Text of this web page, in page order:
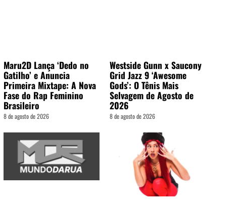
Maru2D Lança ‘Dedo no
Gatilho’ e Anuncia
Primeira Mixtape: A Nova
Fase do Rap Feminino
Brasileiro
8 de agosto de 2026
Westside Gunn x Saucony
Grid Jazz 9 ‘Awesome
Gods’: O Tênis Mais
Selvagem de Agosto de
2026
8 de agosto de 2026